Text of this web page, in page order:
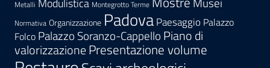
Metalli Montegrotto Terme
Normativa Organizzazione PadovaPaesaggio Palazzo
Folco Palazzo Soranzo-Cappello Piano di
valorizzazionePresentazione volume